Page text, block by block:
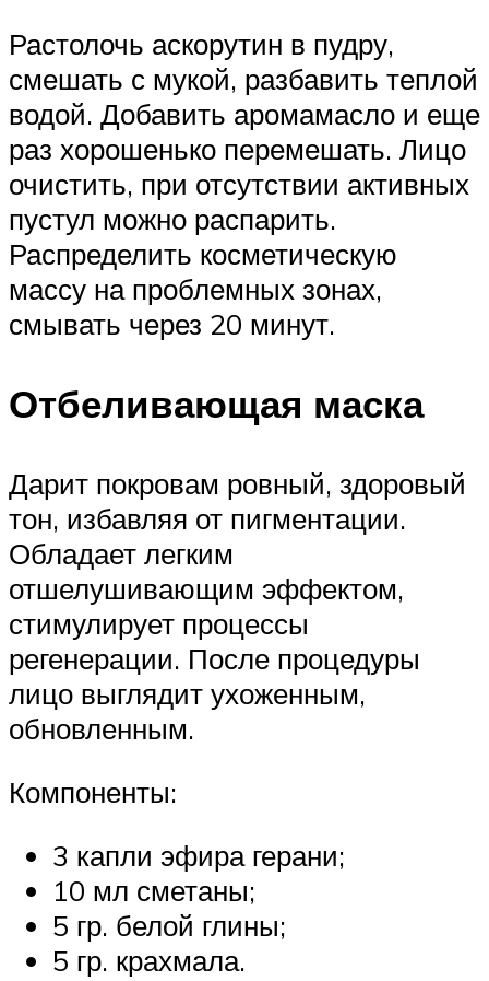
Растолочь аскорутин в пудру,
смешать с мукой, разбавить теплой
водой. Добавить аромамасло и еще
раз хорошенько перемешать. Лицо
очистить, при отсутствии активных
пустул можно распарить.
Распределить косметическую
массу на проблемных зонах,
смывать через 20 минут.
Отбеливающая маска
Дарит покровам ровный, здоровый
тон, избавляя от пигментации.
Обладает легким
отшелушивающим эффектом,
стимулирует процессы
регенерации. После процедуры
лицо выглядит ухоженным,
обновленным.
Компоненты:
3 капли эфира герани;
10 мл сметаны;
5 гр. белой глины;
5 гр. крахмала.